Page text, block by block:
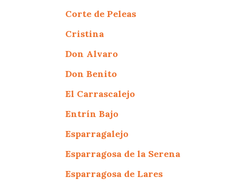
Corte de Peleas
Cristina
Don Alvaro
Don Benito
El Carrascalejo
Entrín Bajo
Esparragalejo
Esparragosa de la Serena
Esparragosa de Lares